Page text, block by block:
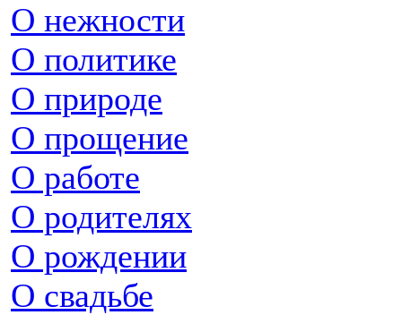
О нежности
О политике
О природе
О прощение
О работе
О родителях
О рождении
О свадьбе